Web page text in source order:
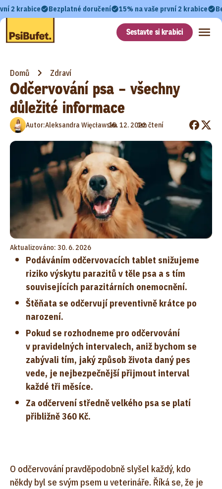
2 krabice Bezplatné doručení 15% na vaše první 2 krabice
Sestavte si krabici
Domů Zdraví
Odčervování psa – všechny
důležité informace
Autor:Aleksandra Więcławska
•
15. 12. 2022
•
1m čtení
Aktualizováno: 30. 6. 2026
Podáváním odčervovacích tablet snižujeme
riziko výskytu parazitů v těle psa a s tím
souvisejících parazitárních onemocnění.
Štěňata se odčervují preventivně krátce po
narození.
Pokud se rozhodneme pro odčervování
v pravidelných intervalech, aniž bychom se
zabývali tím, jaký způsob života daný pes
vede, je nejbezpečnější přijmout interval
každé tři měsíce.
Za odčervení středně velkého psa se platí
přibližně 360 Kč.
O odčervování pravděpodobně slyšel každý, kdo
někdy byl se svým psem u veterináře. Říká se, že je